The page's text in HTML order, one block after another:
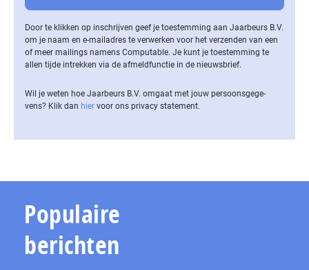
Door te klikken op inschrijven geef je toestemming aan Jaarbeurs B.V.
om je naam en e-mailadres te verwerken voor het verzenden van een
of meer mailings namens Computable. Je kunt je toestemming te
allen tijde intrekken via de af­meld­func­tie in de nieuwsbrief.
Wil je weten hoe Jaarbeurs B.V. omgaat met jouw per­soons­ge­ge­
vens? Klik dan hier voor ons privacy statement.
Populaire
berichten